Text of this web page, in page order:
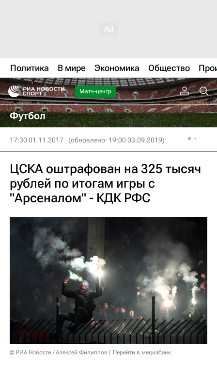
Политика В мире Экономика Общество
Матч-центр
Футбол
17:30 01.11.2017 (обновлено: 19:00 03.09.2019)
ЦСКА оштрафован на 325 тысяч
рублей по итогам игры с
"Арсеналом" - КДК РФС
© РИА Новости / Алексей Филиппов Перейти в медиабанк